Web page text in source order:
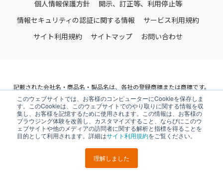
このウェブサイトでは、お客様のコンピューターにCookieを保存しま
す。このCookieは、このウェブサイトでのやり取りに関する情報を収
集し、お客様を記憶するために使用されます。この情報は、お客様の
ブラウジング体験を改善し、カスタマイズすること、ならびにこのウ
ェブサイトや他のメディアの訪問者に関する解析と指標を得ることを
目的として利用されます。詳細はサイト利用規約をご覧ください。
理解しました
シェア
LINEで
送る
個人情報保護方針
開示、訂正等、利用停止等
情報セキュリティの認証に関する情報
サービス利用規約
サイト利用規約
サイトマップ お問い合わせ
記載された会社名・商品名・製品名は、各社の登録商標または商標です。
© V-cube, Inc. All Rights Reserved.
株式会社ブイキューブ
Follow Us